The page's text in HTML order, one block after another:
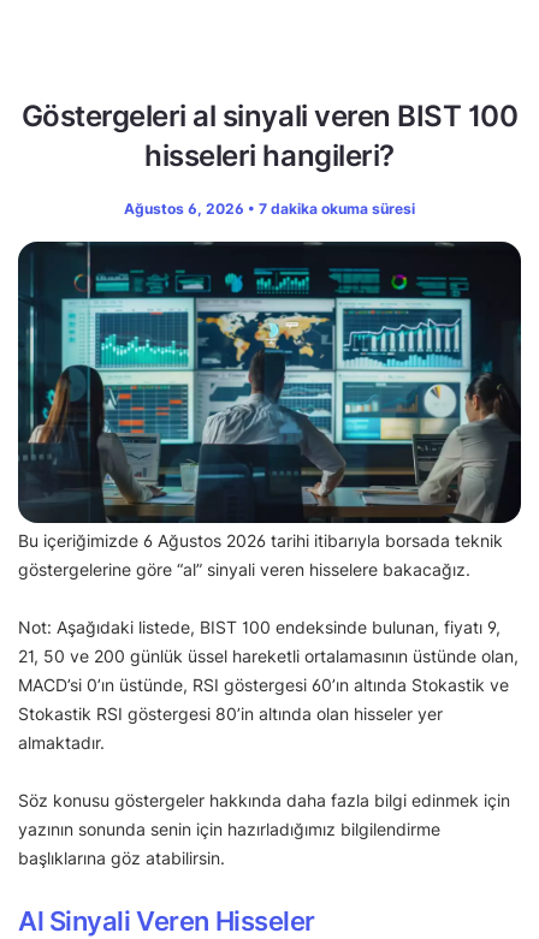
Göstergeleri al sinyali veren BIST 100
hisseleri hangileri?
Ağustos 6, 2026 • 7 dakika okuma süresi
Bu içeriğimizde 6 Ağustos 2026 tarihi itibarıyla borsada teknik
göstergelerine göre “al” sinyali veren hisselere bakacağız.
Not: Aşağıdaki listede, BIST 100 endeksinde bulunan, fiyatı 9,
21, 50 ve 200 günlük üssel hareketli ortalamasının üstünde olan,
MACD’si 0’ın üstünde, RSI göstergesi 60’ın altında Stokastik ve
Stokastik RSI göstergesi 80’in altında olan hisseler yer
almaktadır.
Söz konusu göstergeler hakkında daha fazla bilgi edinmek için
yazının sonunda senin için hazırladığımız bilgilendirme
başlıklarına göz atabilirsin.
Al Sinyali Veren Hisseler